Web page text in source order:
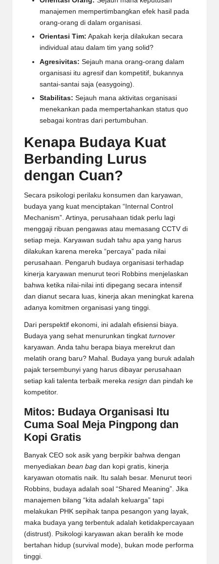
manajemen mempertimbangkan efek hasil pada
orang-orang di dalam organisasi.
Orientasi Tim: Apakah kerja dilakukan secara
individual atau dalam tim yang solid?
Agresivitas: Sejauh mana orang-orang dalam
organisasi itu agresif dan kompetitif, bukannya
santai-santai saja (easygoing).
Stabilitas: Sejauh mana aktivitas organisasi
menekankan pada mempertahankan status quo
sebagai kontras dari pertumbuhan.
Kenapa Budaya Kuat
Berbanding Lurus
dengan Cuan?
Secara psikologi perilaku konsumen dan karyawan,
budaya yang kuat menciptakan “Internal Control
Mechanism”. Artinya, perusahaan tidak perlu lagi
menggaji ribuan pengawas atau memasang CCTV di
setiap meja. Karyawan sudah tahu apa yang harus
dilakukan karena mereka “percaya” pada nilai
perusahaan. Pengaruh budaya organisasi terhadap
kinerja karyawan menurut teori Robbins menjelaskan
bahwa ketika nilai-nilai inti dipegang secara intensif
dan dianut secara luas, kinerja akan meningkat karena
adanya komitmen organisasi yang tinggi.
Dari perspektif ekonomi, ini adalah efisiensi biaya.
Budaya yang sehat menurunkan tingkat turnover
karyawan. Anda tahu berapa biaya merekrut dan
melatih orang baru? Mahal. Budaya yang buruk adalah
pajak tersembunyi yang harus dibayar perusahaan
setiap kali talenta terbaik mereka resign dan pindah ke
kompetitor.
Mitos: Budaya Organisasi Itu
Cuma Soal Meja Pingpong dan
Kopi Gratis
Banyak CEO sok asik yang berpikir bahwa dengan
menyediakan bean bag dan kopi gratis, kinerja
karyawan otomatis naik. Itu salah besar. Menurut teori
Robbins, budaya adalah soal “Shared Meaning”. Jika
manajemen bilang “kita adalah keluarga” tapi
melakukan PHK sepihak tanpa pesangon yang layak,
maka budaya yang terbentuk adalah ketidakpercayaan
(distrust). Psikologi karyawan akan beralih ke mode
bertahan hidup (survival mode), bukan mode performa
tinggi.